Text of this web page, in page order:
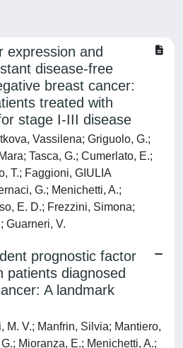
expression and
disease-free
breast cancer:
treated with
stage I-III disease
Vassilena; Griguolo, G.;
Tasca, G.; Cumerlato, E.;
T.; Faggioni, GIULIA
G.; Menichetti, A.;
E. D.; Frezzini, Simona;
Guarneri, V.
prognostic factor
patients diagnosed
A landmark
M. V.; Manfrin, Silvia; Mantiero,
Mioranza, E.; Menichetti, A.;